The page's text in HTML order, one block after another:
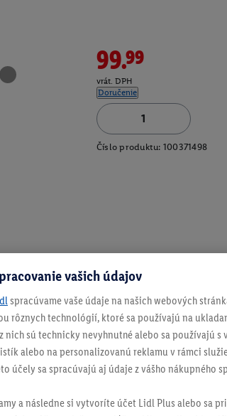
99.99
vrát. DPH
Doručenie
Číslo produktu: 100371498
vašich údajov
spracúvame vaše údaje na našich webových
rôznych technológií, ktoré sa používajú na
sú technicky nevyhnutné alebo sa používajú s
alebo na personalizovanú reklamu v rámci
účely sa spracúvajú aj údaje z vášho nákupného
a následne si vytvoríte účet Lidl Plus alebo sa